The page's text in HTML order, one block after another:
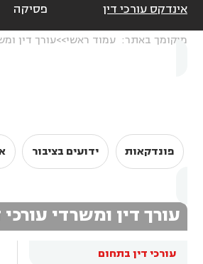
אינדקס עורכי דין פסיקה
מיקומך באתר: עמוד ראשי עורך דין
פונדקאות ידועים בציבור
עורך דין ומשרדי
עורכי דין בתחום